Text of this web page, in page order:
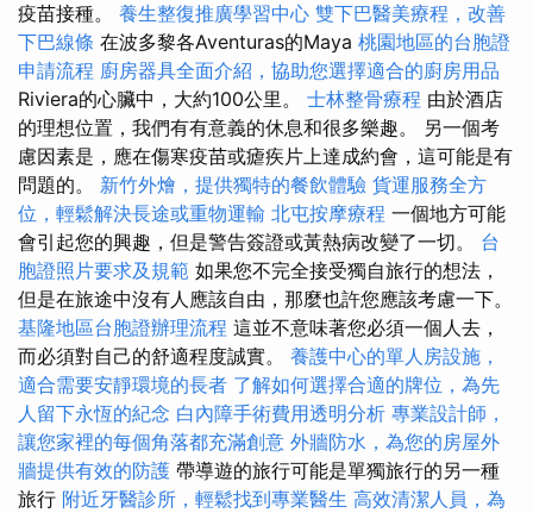
疫苗接種。 養生整復推廣學習中心 雙下巴醫美療程，改善
下巴線條 在波多黎各Aventuras的Maya 桃園地區的台胞證
申請流程 廚房器具全面介紹，協助您選擇適合的廚房用品
Riviera的心臟中，大約100公里。 士林整骨療程 由於酒店
的理想位置，我們有有意義的休息和很多樂趣。 另一個考
慮因素是，應在傷寒疫苗或瘧疾片上達成約會，這可能是有
問題的。 新竹外燴，提供獨特的餐飲體驗 貨運服務全方
位，輕鬆解決長途或重物運輸 北屯按摩療程 一個地方可能
會引起您的興趣，但是警告簽證或黃熱病改變了一切。 台
胞證照片要求及規範 如果您不完全接受獨自旅行的想法，
但是在旅途中沒有人應該自由，那麼也許您應該考慮一下。
基隆地區台胞證辦理流程 這並不意味著您必須一個人去，
而必須對自己的舒適程度誠實。 養護中心的單人房設施，
適合需要安靜環境的長者 了解如何選擇合適的牌位，為先
人留下永恆的紀念 白內障手術費用透明分析 專業設計師，
讓您家裡的每個角落都充滿創意 外牆防水，為您的房屋外
牆提供有效的防護 帶導遊的旅行可能是單獨旅行的另一種
旅行 附近牙醫診所，輕鬆找到專業醫生 高效清潔人員，為